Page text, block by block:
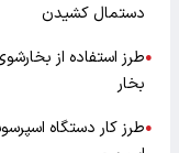
دستمال کشیدن
●طرز استفاده از
بخار
●طرز کار دستگاه